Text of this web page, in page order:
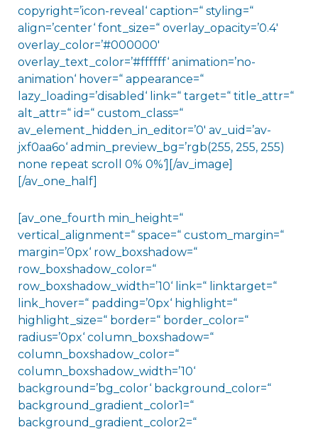
copyright=’icon-reveal‘ caption=“ styling=“
align=’center‘ font_size=“ overlay_opacity=’0.4′
overlay_color=’#000000′
overlay_text_color=’#ffffff‘ animation=’no-
animation‘ hover=“ appearance=“
lazy_loading=’disabled‘ link=“ target=“ title_attr=“
alt_attr=“ id=“ custom_class=“
av_element_hidden_in_editor=’0′ av_uid=’av-
jxf0aa6o‘ admin_preview_bg=’rgb(255, 255, 255)
none repeat scroll 0% 0%‘][/av_image]
[/av_one_half]
[av_one_fourth min_height=“
vertical_alignment=“ space=“ custom_margin=“
margin=’0px‘ row_boxshadow=“
row_boxshadow_color=“
row_boxshadow_width=’10‘ link=“ linktarget=“
link_hover=“ padding=’0px‘ highlight=“
highlight_size=“ border=“ border_color=“
radius=’0px‘ column_boxshadow=“
column_boxshadow_color=“
column_boxshadow_width=’10‘
background=’bg_color‘ background_color=“
background_gradient_color1=“
background_gradient_color2=“